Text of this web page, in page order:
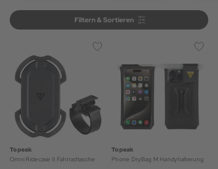
Filtern & Sortieren
Filtern & Sortieren
Topeak
Omni Ridecase II Fahrradtasche
Topeak
Phone DryBag M Handyhalterung